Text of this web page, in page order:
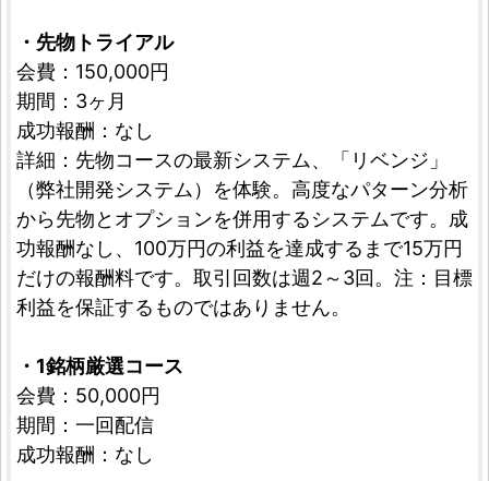
・先物トライアル
会費：150,000円
期間：3ヶ月
成功報酬：なし
詳細：先物コースの最新システム、「リベンジ」
（弊社開発システム）を体験。高度なパターン分析
から先物とオプションを併用するシステムです。成
功報酬なし、100万円の利益を達成するまで15万円
だけの報酬料です。取引回数は週2～3回。注：目標
利益を保証するものではありません。
・1銘柄厳選コース
会費：50,000円
期間：一回配信
成功報酬：なし